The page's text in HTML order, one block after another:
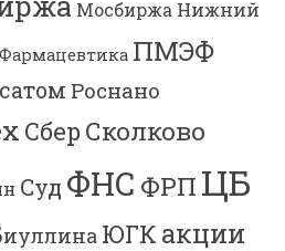
Мосбиржа Нижний
ПМЭФ
Роснано
Сбер Сколково
Суд ФНС ФРП ЦБ
ЮГК акции